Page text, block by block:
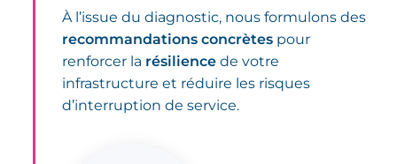
À l’issue du diagnostic, nous formulons des
recommandations concrètes pour
renforcer la résilience de votre
infrastructure et réduire les risques
d’interruption de service.